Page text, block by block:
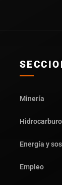
Minería
Energía y
Empleo